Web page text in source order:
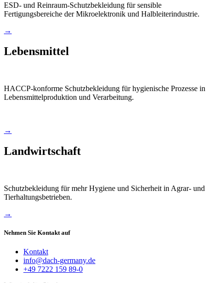
ESD- und Reinraum-Schutzbekleidung für sensible
Fertigungsbereiche der Mikroelektronik und Halbleiterindustrie.
→
Lebensmittel
HACCP-konforme Schutzbekleidung für hygienische Prozesse in
Lebensmittelproduktion und Verarbeitung.
→
Landwirtschaft
Schutzbekleidung für mehr Hygiene und Sicherheit in Agrar- und
Tierhaltungsbetrieben.
→
Nehmen Sie Kontakt auf
Kontakt
info@dach-germany.de
+49 7222 159 89-0